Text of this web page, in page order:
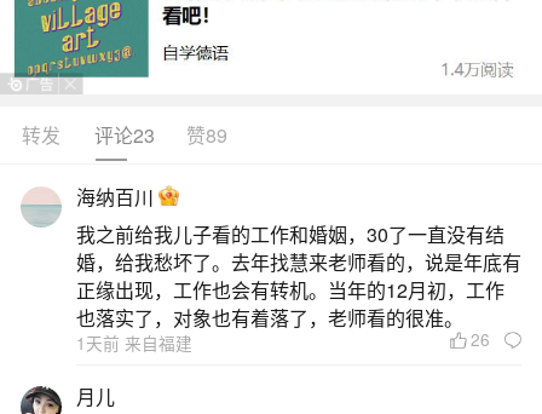
生活中像怎么算男女的生辰八字合不合怎么
算？都是很常见的问题，但是小问题不注意可能会
引起大麻烦，下面就这个问题给大家做一些解读：
一、如何算两人生辰八字合不合日干支是合婚
关键？
八字相生、相合、相助，双方的生辰八字年干
转发 评论23 赞89
海纳百川
我之前给我儿子看的工作和婚姻，30了一直没有结
婚，给我愁坏了。去年找慧来老师看的，说是年底有
正缘出现，工作也会有转机。当年的12月初，工作
也落实了，对象也有着落了，老师看的很准。
1天前 来自福建 26
月儿